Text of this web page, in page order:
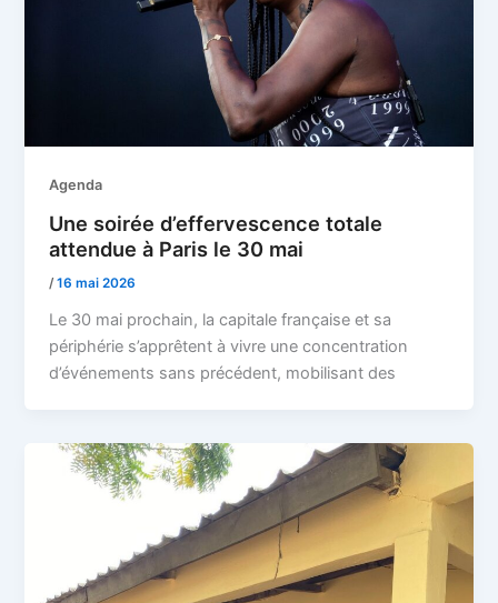
Agenda
Une soirée d’effervescence totale
attendue à Paris le 30 mai
/16 mai 2026
Le 30 mai prochain, la capitale française et sa
périphérie s’apprêtent à vivre une concentration
d’événements sans précédent, mobilisant des